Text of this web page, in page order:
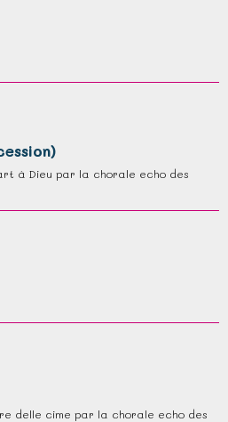
à Dieu par la chorale echo des
delle cime par la chorale echo des